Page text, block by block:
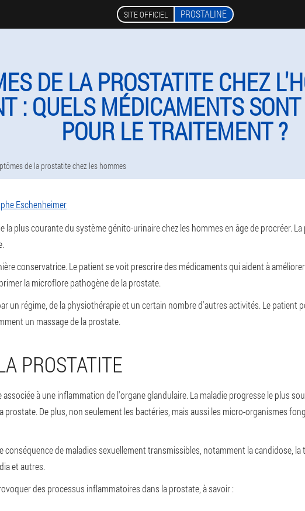
SITE OFFICIEL PROSTALINE
DE LA PROSTATITE CHEZ
: QUELS MÉDICAMENTS
POUR LE TRAITEMENT ?
de la prostatite chez les hommes
Eschenheimer
la plus courante du système génito-urinaire chez les hommes en âge de procréer.
conservatrice. Le patient se voit prescrire des médicaments qui aident à
la microflore pathogène de la prostate.
un régime, de la physiothérapie et un certain nombre d'autres activités. Le patient
un massage de la prostate.
PROSTATITE
à une inflammation de l'organe glandulaire. La maladie progresse le plus
prostate. De plus, non seulement les bactéries, mais aussi les micro-organismes
conséquence de maladies sexuellement transmissibles, notamment la candidose,
et autres.
des processus inflammatoires dans la prostate, à savoir :